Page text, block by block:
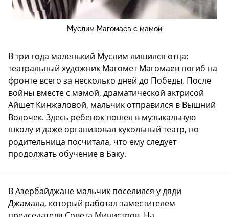
Муслим Магомаев с мамой
В три года маленький Муслим лишился отца:
театральный художник Магомет Магомаев погиб на
фронте всего за несколько дней до Победы. После
войны вместе с мамой, драматической актрисой
Айшет Кинжаловой, мальчик отправился в Вышний
Волочек. Здесь ребенок пошел в музыкальную
школу и даже организовал кукольный театр, но
родительница посчитала, что ему следует
продолжать обучение в Баку.
В Азербайджане мальчик поселился у дяди
Джамала, который работал заместителем